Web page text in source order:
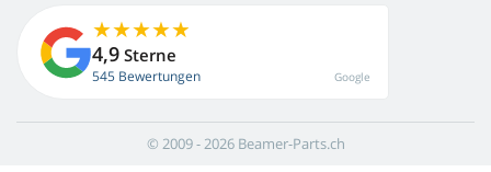
4,9 Sterne
545 Bewertungen Google
© 2009 - 2026 Beamer-Parts.ch